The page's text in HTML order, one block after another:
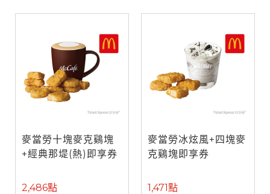
麥當勞十塊麥克鷄塊
+經典那堤(熱)即享券
2,486點
麥當勞冰炫風+四塊麥
克鷄塊即享券
1,471點